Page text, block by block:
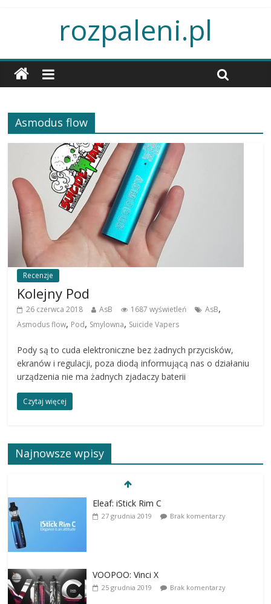
rozpaleni.pl
Asmodus flow
Recenzje
Kolejny Pod
26 czerwca 2018 AsB 1687 wyświetleń AsB,
Asmodus flow, Pod, Smylowna, Suicide Vapers
Pody są to cuda elektroniczne bez żadnych przycisków,
ekranów i regulacji, poza diodą informującą nas o działaniu
urządzenia nie ma żadnych zjadaczy baterii
Czytaj więcej
Najnowsze wpisy
Eleaf: iStick Rim C
27 grudnia 2019 Brak komentarzy
VOOPOO: Vinci X
25 grudnia 2019 Brak komentarzy